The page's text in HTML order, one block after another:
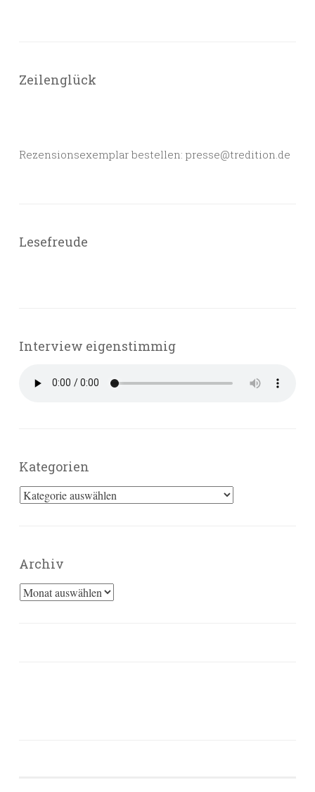
Zeilenglück
Rezensionsexemplar bestellen: presse@tredition.de
Lesefreude
Interview eigenstimmig
Kategorien
Kategorien
Archiv
Archiv